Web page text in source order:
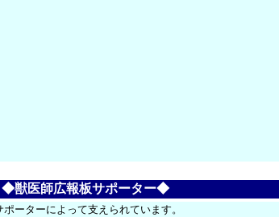
◆獣医師広報板サポーター◆
ーターによって支えられています。